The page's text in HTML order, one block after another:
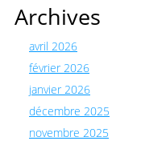
Archives
avril 2026
février 2026
janvier 2026
décembre 2025
novembre 2025